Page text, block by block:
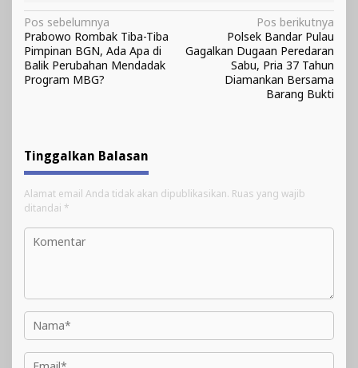
Navigasi
pos
Pos sebelumnya
Prabowo Rom­bak Tiba-Tiba
Pimpinan BGN, Ada Apa di
Balik Perubahan Mendadak
Program MBG?
Pos berikutnya
Polsek Bandar Pulau
Gagalkan Dugaan Peredaran
Sabu, Pria 37 Tahun
Diamankan Bersama
Barang Bukti
Tinggalkan Balasan
Alamat email Anda tidak akan dipublikasikan. Ruas yang wajib
ditandai *